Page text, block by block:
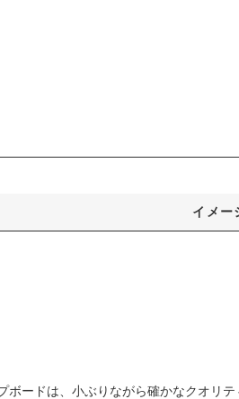
イメー
ードは、小ぶりながら確かなクオリ